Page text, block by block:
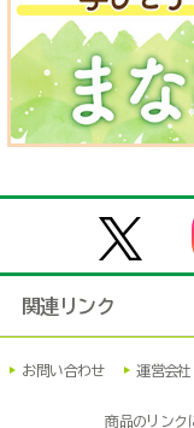
関連リンク
お問い合わせ 運営会社
商品のリンク